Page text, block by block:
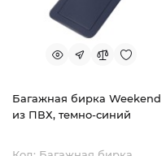
Багажная бирка Weekend
из ПВХ, темно-синий